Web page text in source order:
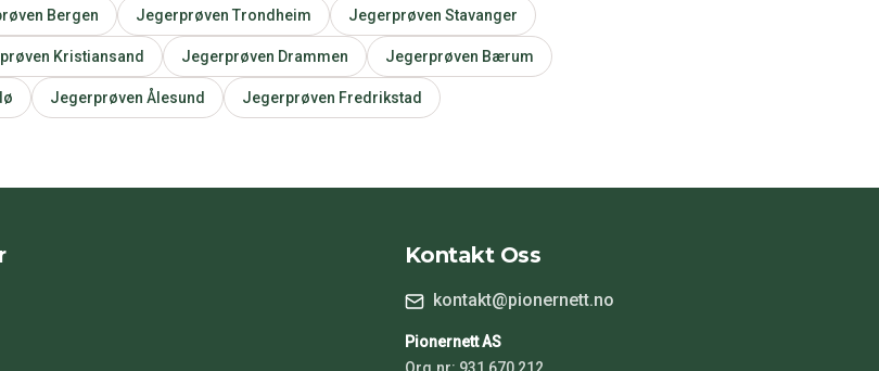
Bergen Jegerprøven Trondheim Jegerprøven Stavanger
Kristiansand Jegerprøven Drammen Jegerprøven Bærum
Jegerprøven Ålesund Jegerprøven Fredrikstad
Kontakt Oss
kontakt@pionernett.no
Pionernett AS